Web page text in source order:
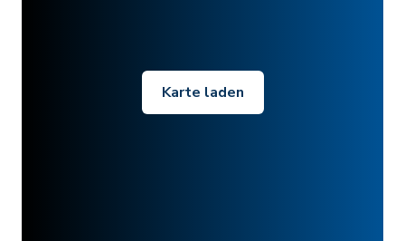
Karte laden